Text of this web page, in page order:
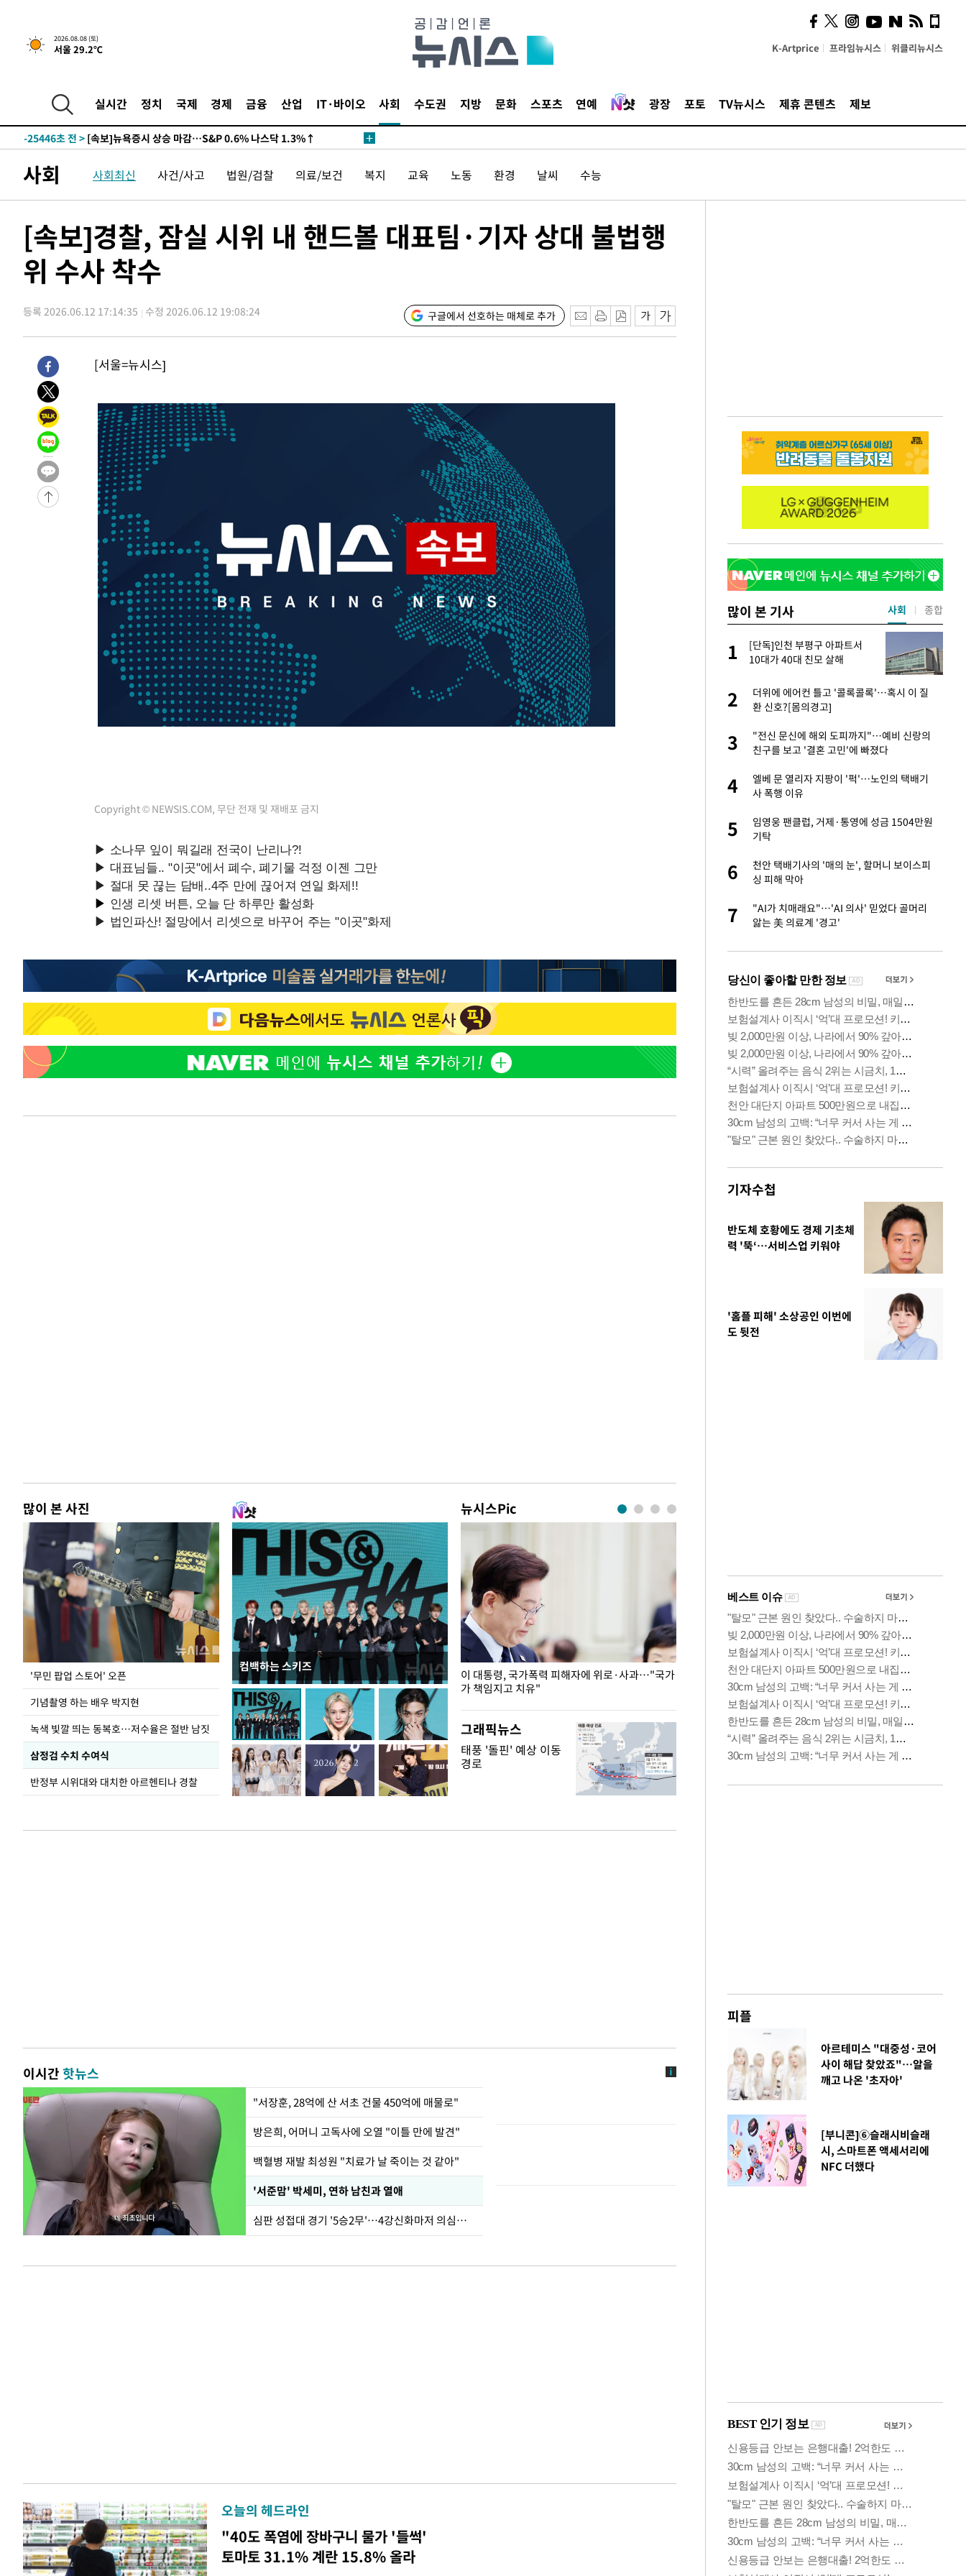
2026.08.08 (토)
서울 29.2℃ K-Artprice 프라임뉴시스 위클리뉴시스
실시간 정치 국제 경제 금융 산업 IT·바이오 사회 수도권 지방 문화 스포츠 연예 광장 포토 TV뉴시스 제휴 콘텐츠 제보
-25446초 전 > [속보]뉴욕증시 상승 마감…S&P 0.6% 나스닥 1.3%↑
사회 사회최신 사건/사고 법원/검찰 의료/보건 복지 교육 노동 환경 날씨 수능
[속보]경찰, 잠실 시위 내 핸드볼 대표팀·기자 상대 불법행
위 수사 착수
등록 2026.06.12 17:14:35 수정 2026.06.12 19:08:24 구글에서 선호하는 매체로 추가
[서울=뉴시스]
Copyright © NEWSIS.COM, 무단 전재 및 재배포 금지
많이 본 사진
'무민 팝업 스토어' 오픈
기념촬영 하는 배우 박지현
녹색 빛깔 띄는 동복호…저수율은 절반 남짓
삼정검 수치 수여식
반정부 시위대와 대치한 아르헨티나 경찰
컴백하는 스키즈
뉴시스Pic
지석천 뒤덮은 개구리밥
이 대통령, 국가폭력 피해자에 위로·사과…"국가
가 책임지고 치유"
홈플러스, 67개 점포 가오픈… 13일 정식 개장
오세훈 서울시
환경 점검
그래픽뉴스
태풍 '돌핀' 예상 이동
경로
이시간핫뉴스
"서장훈, 28억에 산 서초 건물 450억에 매물로"
방은희, 어머니 고독사에 오열 "이틀 만에 발견"
백혈병 재발 최성원 "치료가 날 죽이는 것 같아"
'서준맘' 박세미, 연하 남친과 열애
심판 성접대 경기 '5승2무'…4강신화마저 의심받아
오늘의 헤드라인
"40도 폭염에 장바구니 물가 '들썩'
토마토 31.1% 계란 15.8% 올라
많이 본 기사
1
[단독]인천 부평구 아파트서
10대가 40대 친모 살해
2
'서준맘' 박세미, 연하 남자친구와 열애 "결혼
생각도"
1
[단독]인천 부평구 아파트서
10대가 40대 친모 살해
2
더위에 에어컨 틀고 '콜록콜록'…혹시 이 질
환 신호?[몸의경고]
3
"전신 문신에 해외 도피까지"…예비 신랑의
친구를 보고 '결혼 고민'에 빠졌다
4
엘베 문 열리자 지팡이 '퍽'…노인의 택배기
사 폭행 이유
5
임영웅 팬클럽, 거제·통영에 성금 1504만원
기탁
6
천안 택배기사의 '매의 눈', 할머니 보이스피
싱 피해 막아
7
"AI가 치매래요"…'AI 의사' 믿었다 골머리
앓는 美 의료계 '경고'
사회 종합
기자수첩
반도체 호황에도 경제 기초체
력 '뚝‘…서비스업 키워야
'홈플 피해' 소상공인 이번에
도 뒷전
피플
아르테미스 "대중성·코어
사이 해답 찾았죠"…알을
깨고 나온 '초자아'
[부니콘]⑥슬래시비슬래
시, 스마트폰 액세서리에
NFC 더했다